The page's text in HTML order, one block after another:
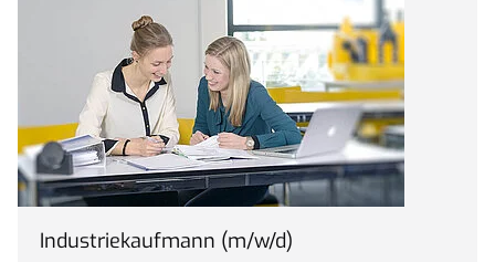
Industriekaufmann (m/w/d)